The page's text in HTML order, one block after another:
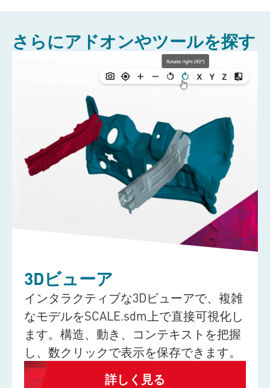
さらにアドオンやツールを探す
3Dビューア
インタラクティブな3Dビューアで、複雑
なモデルをSCALE.sdm 上で直接可視化し
ます。構造、動き、コンテキストを把握
し、数クリックで表示を保存できます。
詳しく見る